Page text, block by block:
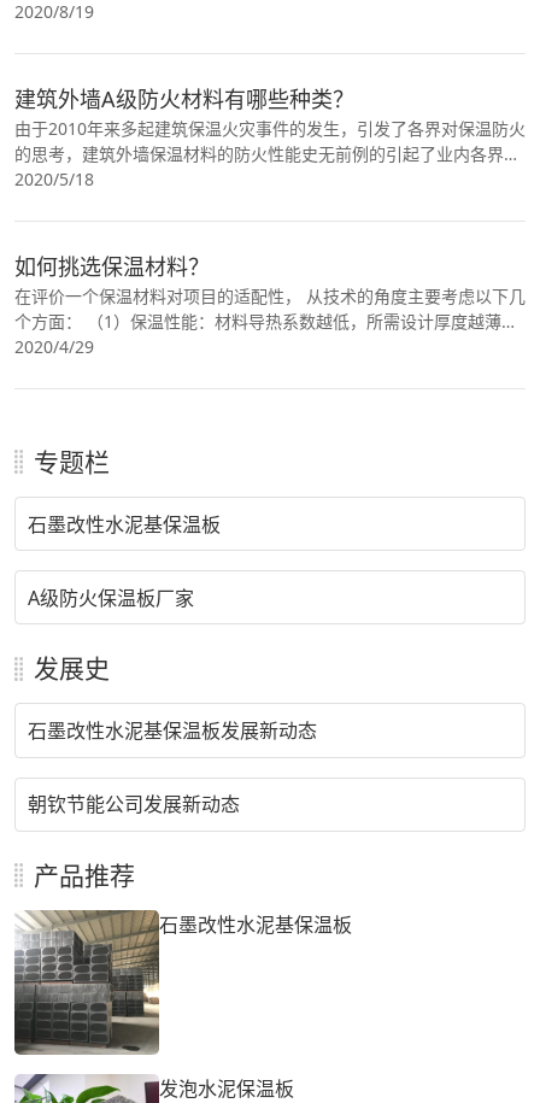
么外墙保温技术是建设施工中的重要工序，而节能
2020/8/19
建筑外墙A级防火材料有哪些种类？
由于2010年来多起建筑保温火灾事件的发生，引发了各界对保温防火
的思考，建筑外墙保温材料的防火性能史无前例的引起了业内各界的
高度重视。那么我国外墙保温材料防火等级是什么
2020/5/18
如何挑选保温材料？
在评价一个保温材料对项目的适配性， 从技术的角度主要考虑以下几
个方面： （1）保温性能：材料导热系数越低，所需设计厚度越薄，
造价也可能较低，节点设计也 相对问题少些。
2020/4/29
专题栏
石墨改性水泥基保温板
A级防火保温板厂家
发展史
石墨改性水泥基保温板发展新动态
朝钦节能公司发展新动态
产品推荐
石墨改性水泥基保温板
发泡水泥保温板